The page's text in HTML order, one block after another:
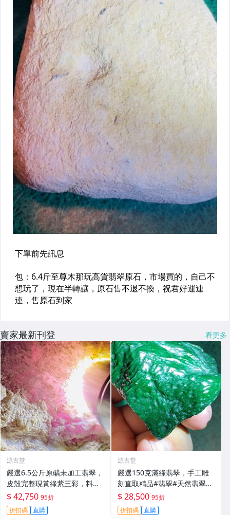
賣家最新刊登 看更多
源古堂
嚴選6.5公斤原礦未加工翡翠，
皮殼完整現黃綠紫三彩，料質
細膩春色佳，適合把玩與收藏
高級春帶彩手鐲 翡翠 碧玉
$ 42,750 95折
折扣碼 直購
源古堂
嚴選150克滿綠翡翠，手工雕
刻直取精品#翡翠#天然翡翠#A
貨翡翠玉石
$ 28,500 95折
折扣碼 直購